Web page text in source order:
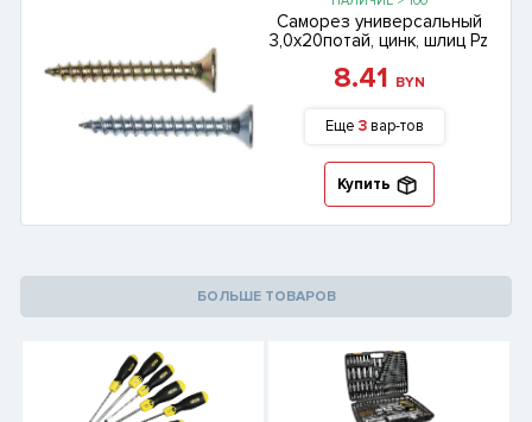
Саморез универсальный
3,0х20потай, цинк, шлиц Pz
8.41 BYN
Еще 3вар-тов
Купить
БОЛЬШЕ ТОВАРОВ